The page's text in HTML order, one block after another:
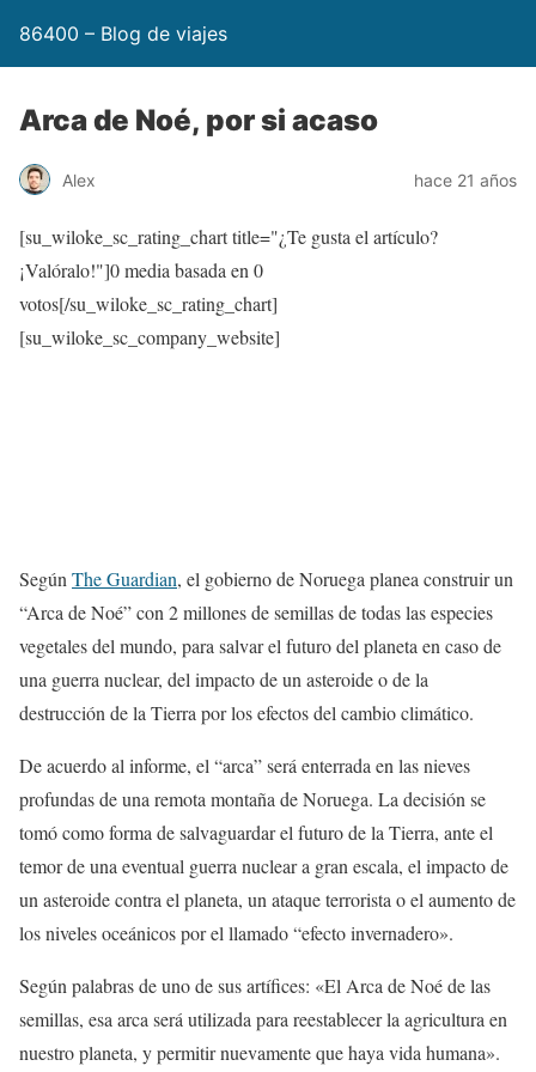
86400 – Blog de viajes
Arca de Noé, por si acaso
Alex hace 21 años
[su_wiloke_sc_rating_chart title="¿Te gusta el artículo?
¡Valóralo!"]0media basada en 0
votos[/su_wiloke_sc_rating_chart]
[su_wiloke_sc_company_website]
SegúnThe Guardian, el gobierno de Noruega planea construir un
“Arca de Noé” con 2 millones de semillas de todas las especies
vegetales del mundo, para salvar el futuro del planeta en caso de
una guerra nuclear, del impacto de un asteroide o de la
destrucción de la Tierra por los efectos del cambio climático.
De acuerdo al informe, el “arca” será enterrada en las nieves
profundas de una remota montaña de Noruega. La decisión se
tomó como forma de salvaguardar el futuro de la Tierra, ante el
temor de una eventual guerra nuclear a gran escala, el impacto de
un asteroide contra el planeta, un ataque terrorista o el aumento de
los niveles oceánicos por el llamado “efecto invernadero».
Según palabras de uno de sus artífices: «El Arca de Noé de las
semillas, esa arca será utilizada para reestablecer la agricultura en
nuestro planeta, y permitir nuevamente que haya vida humana».